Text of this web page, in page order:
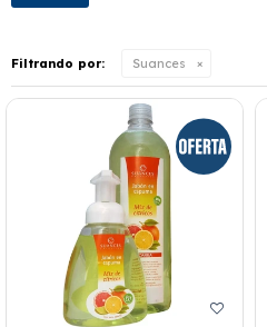
Filtrando por: Suances